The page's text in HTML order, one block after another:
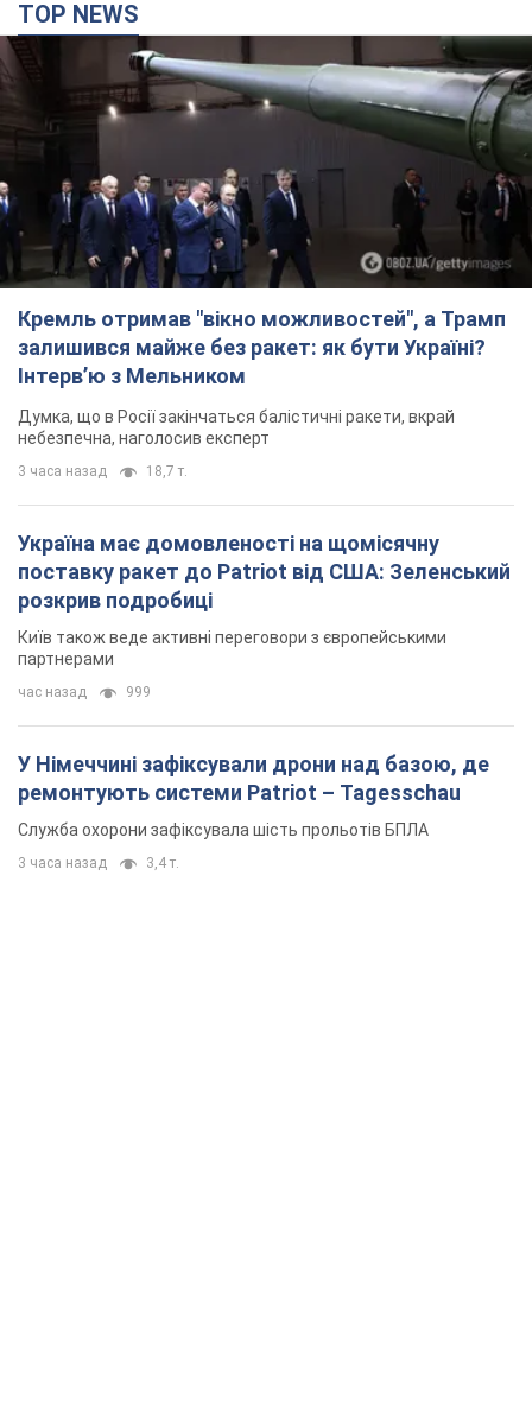
TOP NEWS
Кремль отримав "вікно можливостей", а Трамп
залишився майже без ракет: як бути Україні?
Інтерв’ю з Мельником
Думка, що в Росії закінчаться балістичні ракети, вкрай
небезпечна, наголосив експерт
3 часа назад 18,7 т.
Україна має домовленості на щомісячну
поставку ракет до Patriot від США: Зеленський
розкрив подробиці
Київ також веде активні переговори з європейськими
партнерами
час назад 999
У Німеччині зафіксували дрони над базою, де
ремонтують системи Patriot – Tagesschau
Служба охорони зафіксувала шість прольотів БПЛА
3 часа назад 3,4 т.